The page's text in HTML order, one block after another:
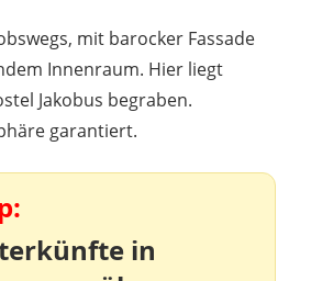
mit barocker Fassade
Innenraum. Hier liegt
Jakobus begraben.
garantiert.
in